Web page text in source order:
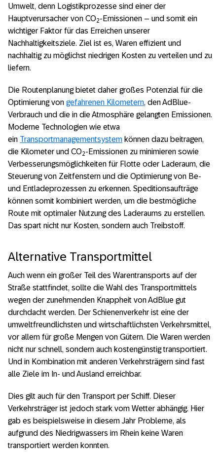
Umwelt, denn Logistikprozesse sind einer der
Hauptverursacher von CO2-Emissionen – und somit ein
wichtiger Faktor für das Erreichen unserer
Nachhaltigkeitsziele. Ziel ist es, Waren effizient und
nachhaltig zu möglichst niedrigen Kosten zu verteilen und zu
liefern.
Die Routenplanung bietet daher großes Potenzial für die
Optimierung von gefahrenen Kilometern, den AdBlue-
Verbrauch und die in die Atmosphäre gelangten Emissionen.
Moderne Technologien wie etwa
ein Transportmanagementsystem können dazu beitragen,
die Kilometer und CO2-Emissionen zu minimieren sowie
Verbesserungsmöglichkeiten für Flotte oder Laderaum, die
Steuerung von Zeitfenstern und die Optimierung von Be-
und Entladeprozessen zu erkennen. Speditionsaufträge
können somit kombiniert werden, um die bestmögliche
Route mit optimaler Nutzung des Laderaums zu erstellen.
Das spart nicht nur Kosten, sondern auch Treibstoff.
Alternative Transportmittel
Auch wenn ein großer Teil des Warentransports auf der
Straße stattfindet, sollte die Wahl des Transportmittels
wegen der zunehmenden Knappheit von AdBlue gut
durchdacht werden. Der Schienenverkehr ist eine der
umweltfreundlichsten und wirtschaftlichsten Verkehrsmittel,
vor allem für große Mengen von Gütern. Die Waren werden
nicht nur schnell, sondern auch kostengünstig transportiert.
Und in Kombination mit anderen Verkehrsträgern sind fast
alle Ziele im In- und Ausland erreichbar.
Dies gilt auch für den Transport per Schiff. Dieser
Verkehrsträger ist jedoch stark vom Wetter abhängig. Hier
gab es beispielsweise in diesem Jahr Probleme, als
aufgrund des Niedrigwassers im Rhein keine Waren
transportiert werden konnten.